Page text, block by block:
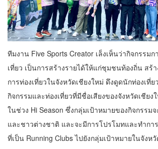
ทีมงาน Five Sports Creator เล็งเห็นว่ากิจกรรมก
เที่ยว เป็นการสร้างรายได้ให้แก่ชุมชนท้องถิ่น สร้
การท่องเที่ยวในจังหวัดเชียงใหม่ ดึงดูดนักท่องเที่
กิจกรรมและท่องเที่ยวที่มีชื่อเสียงของจังหวัดเชียง
ในช่วง Hi Season ซึ่งกลุ่มเป้าหมายของกิจกรรม
และชาวต่างชาติ และจะมีการโปรโมทและทําก
ที่เป็น Running Clubs ไปยังกลุ่มเป้าหมายในจังห